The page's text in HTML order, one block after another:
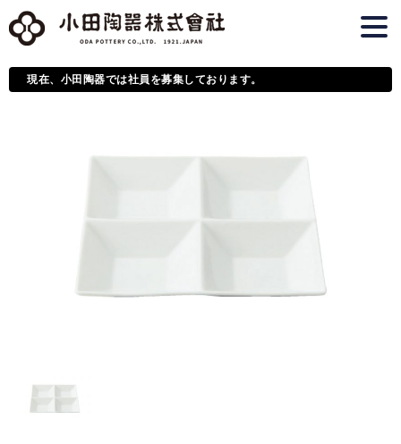
現在、小田陶器では社員を募集しております。